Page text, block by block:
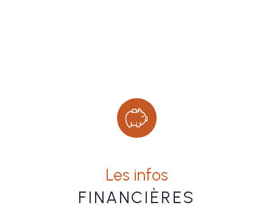
Les infos
FINANCIÈRES